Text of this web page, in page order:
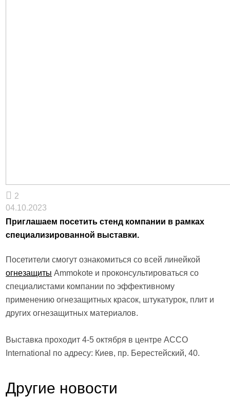
2
04.10.2023
Приглашаем посетить стенд компании в рамках
специализированной выставки.
Посетители смогут ознакомиться со всей линейкой
огнезащиты Ammokote и проконсультироваться со
специалистами компании по эффективному
применению огнезащитных красок, штукатурок, плит и
других огнезащитных материалов.
Выставка проходит 4-5 октября в центре ACCO
International по адресу: Киев, пр. Берестейский, 40.
Другие новости